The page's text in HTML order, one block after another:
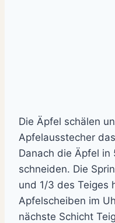
Die Äpfel schälen
Apfelausstecher
Danach die Äpfel in
schneiden. Die
und 1/3 des Teiges
Apfelscheiben im
nächste Schicht